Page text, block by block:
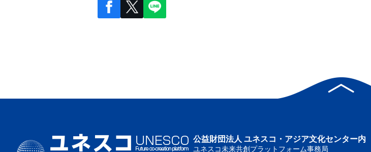
公益財団法人 ユネスコ・アジア文化センター内
ユネスコ未来共創プラットフォーム事務局